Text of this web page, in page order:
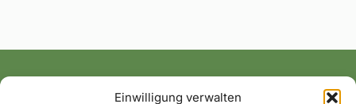
Einwilligung verwalten